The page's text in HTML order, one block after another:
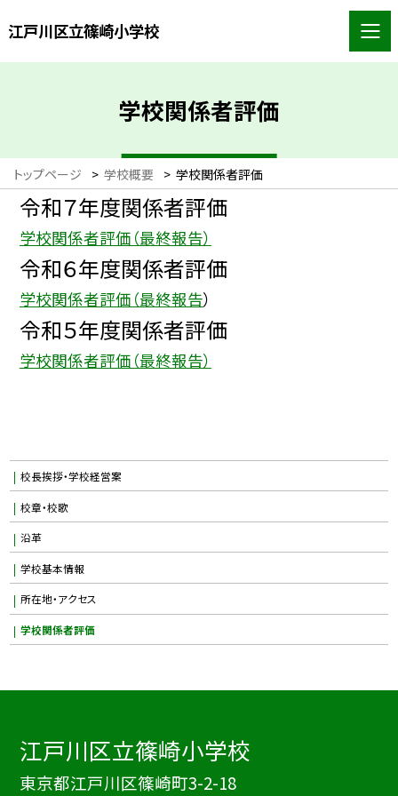
江戸川区立篠崎小学校
学校関係者評価
トップページ > 学校概要 > 学校関係者評価
令和７年度関係者評価
学校関係者評価（最終報告）
令和６年度関係者評価
学校関係者評価（最終報告）
令和５年度関係者評価
学校関係者評価（最終報告）
校長挨拶・学校経営案
校章・校歌
沿革
学校基本情報
所在地・アクセス
学校関係者評価
江戸川区立篠崎小学校
東京都江戸川区篠崎町3-2-18